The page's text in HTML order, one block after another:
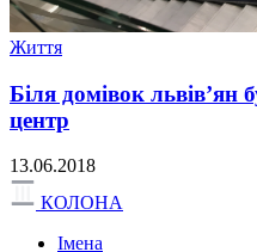
Життя
Біля домівок львів’ян
центр
13.06.2018
КОЛОНА
Імена